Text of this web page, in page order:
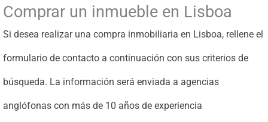
Comprar un inmueble en Lisboa
Si desea realizar una compra inmobiliaria en Lisboa, rellene el
formulario de contacto a continuación con sus criterios de
búsqueda. La información será enviada a agencias
anglófonas con más de 10 años de experiencia